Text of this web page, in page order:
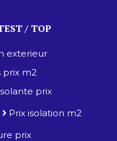
/ TOP
exterieur
prix m2
prix
Prix isolation m2
prix